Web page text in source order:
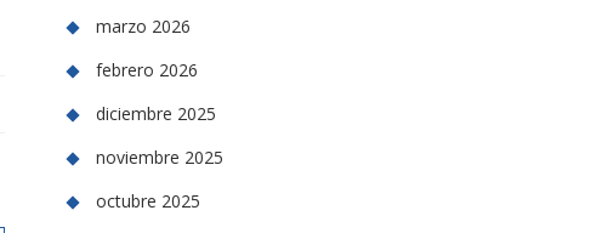
marzo 2026
febrero 2026
diciembre 2025
noviembre 2025
octubre 2025